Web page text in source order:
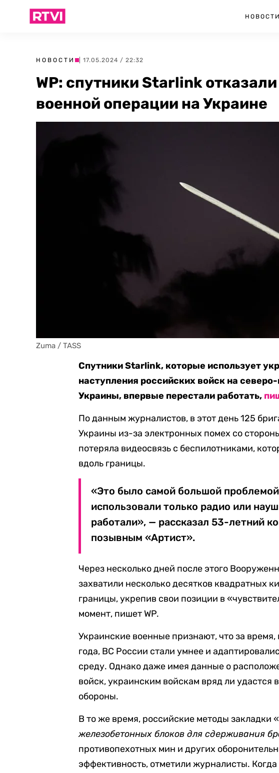
НОВОСТИ
НОВОСТИ | 17.05.2024 / 22:32
WP: спутники Starlink
военной операции на Украине
Zuma / TASS
Спутники Starlink, которые использует
наступления российских войск на
Украины, впервые перестали работать,
По данным журналистов, в этот день 125
Украины из-за электронных помех со
потеряла видеосвязь с беспилотниками,
вдоль границы.
«Это было самой большой
использовали только радио или
работали», — рассказал 53-летний
позывным «Артист».
Через несколько дней после этого
захватили несколько десятков квадратных
границы, укрепив свои позиции в
момент, пишет WP.
Украинские военные признают, что за
года, ВС России стали умнее и
среду. Однако даже имея данные о
войск, украинским войскам вряд ли удастся
обороны.
В то же время, российские методы закладки
железобетонных блоков для сдерживания
противопехотных мин и других
эффективность, отметили журналисты.